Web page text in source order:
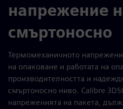
напрежение
смъртоносно
Термомеханичното
на опаковане и работата на
производителността и
смъртоносно ниво. Calibre
напреженията на пакета,